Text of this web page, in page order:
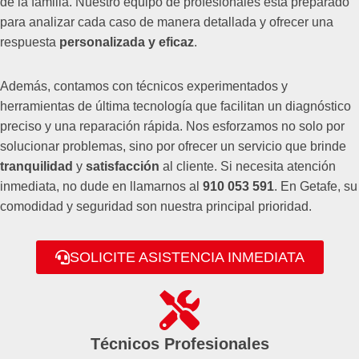
para analizar cada caso de manera detallada y ofrecer una
respuesta personalizada y eficaz.
Además, contamos con técnicos experimentados y
herramientas de última tecnología que facilitan un diagnóstico
preciso y una reparación rápida. Nos esforzamos no solo por
solucionar problemas, sino por ofrecer un servicio que brinde
tranquilidad y satisfacción al cliente. Si necesita atención
inmediata, no dude en llamarnos al 910 053 591. En Getafe, su
comodidad y seguridad son nuestra principal prioridad.
SOLICITE ASISTENCIA INMEDIATA
Técnicos Profesionales